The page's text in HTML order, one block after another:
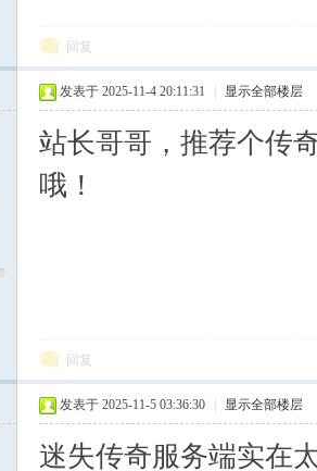
回复
发表于 2025-11-4 20:11:31 显示全部楼层
站长哥哥，推荐个传
哦！
回复
发表于 2025-11-5 03:36:30 显示全部楼层
迷失传奇服务端实在